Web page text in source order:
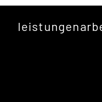
leistungen